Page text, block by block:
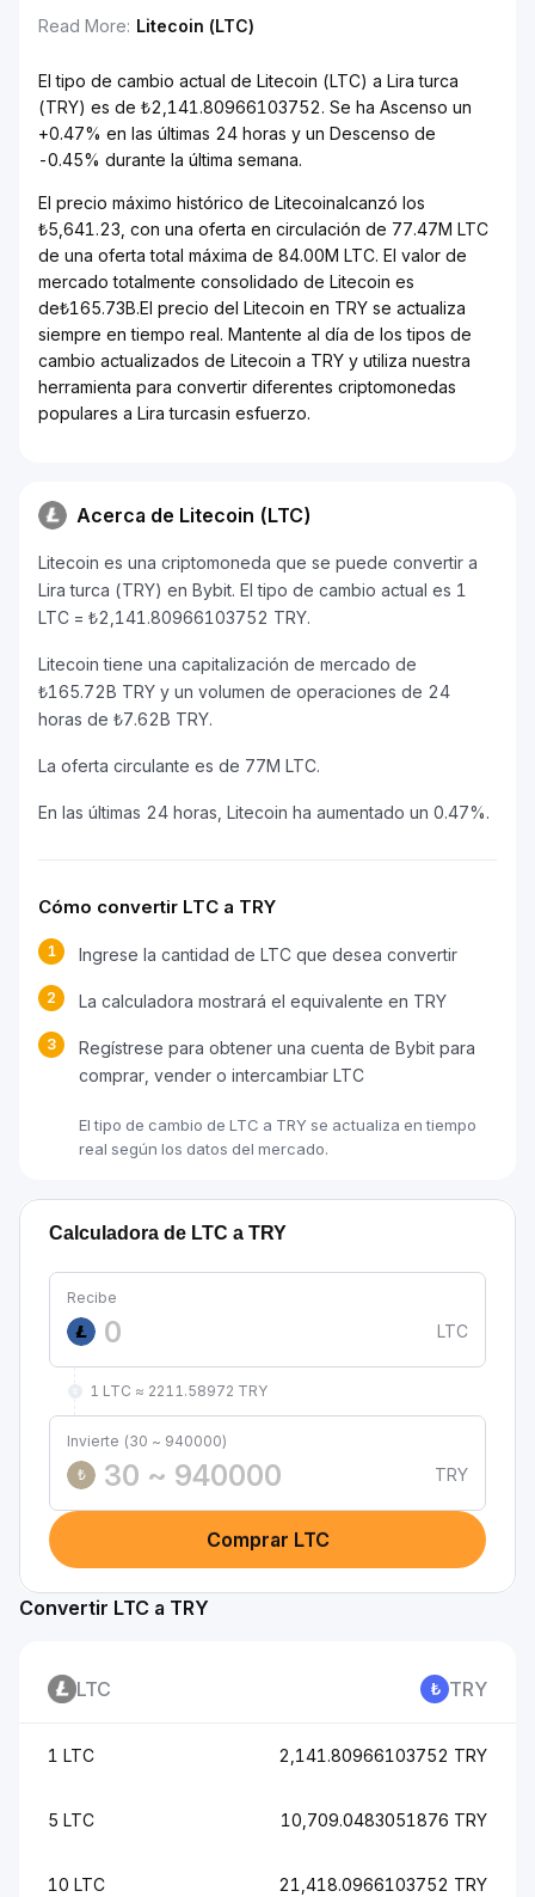
Read More: Litecoin (LTC)
El tipo de cambio actual de Litecoin (LTC) a Lira turca
(TRY) es de ₺2,141.80966103752. Se ha Ascenso un
+0.47% en las últimas 24 horas y un Descenso de
-0.45% durante la última semana.
El precio máximo histórico de Litecoinalcanzó los
₺5,641.23, con una oferta en circulación de 77.47M LTC
de una oferta total máxima de 84.00M LTC. El valor de
mercado totalmente consolidado de Litecoin es
de₺165.73B.El precio del Litecoin en TRY se actualiza
siempre en tiempo real. Mantente al día de los tipos de
cambio actualizados de Litecoin a TRY y utiliza nuestra
herramienta para convertir diferentes criptomonedas
populares a Lira turcasin esfuerzo.
Acerca de Litecoin (LTC)
Litecoin es una criptomoneda que se puede convertir a
Lira turca (TRY) en Bybit. El tipo de cambio actual es 1
LTC = ₺2,141.80966103752 TRY.
Litecoin tiene una capitalización de mercado de
₺165.72B TRY y un volumen de operaciones de 24
horas de ₺7.62B TRY.
La oferta circulante es de 77M LTC.
En las últimas 24 horas, Litecoin ha aumentado un 0.47%.
Cómo convertir LTC a TRY
1 Ingrese la cantidad de LTC que desea convertir
2 La calculadora mostrará el equivalente en TRY
3
Regístrese para obtener una cuenta de Bybit para
comprar, vender o intercambiar LTC
El tipo de cambio de LTC a TRY se actualiza en tiempo
real según los datos del mercado.
Calculadora de LTC a TRY
Recibe
LTC
1 LTC ≈ 2211.58972 TRY
Invierte (30 ~ 940000)
₺
TRY
Comprar LTC
Convertir LTC a TRY
LTC TRY
1 LTC 2,141.80966103752 TRY
5 LTC 10,709.0483051876 TRY
10 LTC 21,418.0966103752 TRY